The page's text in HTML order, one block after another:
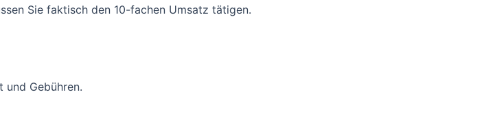
Sie faktisch den 10-fachen Umsatz tätigen.
und Gebühren.